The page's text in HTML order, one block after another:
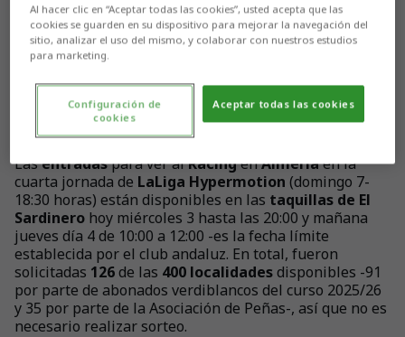
Aún no hay reacciones. ¡Sé el primero!
Lasentradaspara ver alRacingenAlmeríaen la
cuarta jornada de LaLiga Hypermotion (domingo 7-
18:30 horas) están disponibles en las taquillas de El
Sardinero hoy miércoles 3 hasta las 20:00 y mañana
jueves día 4 de 10:00 a 12:00 -es la fecha límite
establecida por el club andaluz. En total, fueron
solicitadas 126de las 400 localidadesdisponibles -91
por parte de abonados verdiblancos del curso 2025/26
y 35 por parte de la Asociación de Peñas-, así que no es
necesario realizar sorteo.
Al hacer clic en “Aceptar todas las cookies”, usted acepta que las
cookies se guarden en su dispositivo para mejorar la navegación del
sitio, analizar el uso del mismo, y colaborar con nuestros estudios
para marketing.
Aceptar todas las cookies
Configuración de
cookies